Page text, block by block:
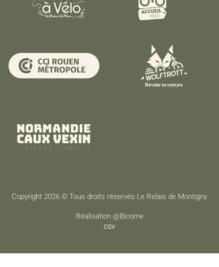
Copyright 2026 © Tous droits réservés Le Relais de Montigny
Réalisation @Bicome
CGV